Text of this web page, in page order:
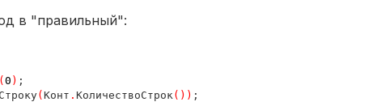
в "правильный":
(0 ) ;
(Конт . КоличествоСтрок ( ) )